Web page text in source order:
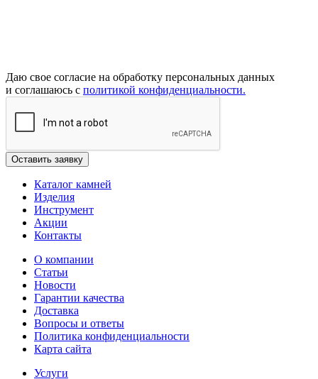
Даю свое согласие на обработку персональных данных
и соглашаюсь с политикой конфиденциальности.
Каталог камней
Изделия
Инструмент
Акции
Контакты
О компании
Статьи
Новости
Гарантии качества
Доставка
Вопросы и ответы
Политика конфиденциальности
Карта сайта
Услуги